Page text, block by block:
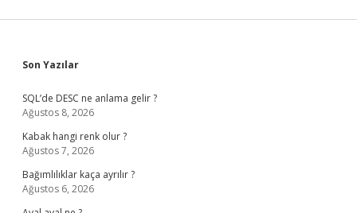
Sidebar
Son Yazılar
SQL’de DESC ne anlama gelir ?
Ağustos 8, 2026
Kabak hangi renk olur ?
Ağustos 7, 2026
Bağımlılıklar kaça ayrılır ?
Ağustos 6, 2026